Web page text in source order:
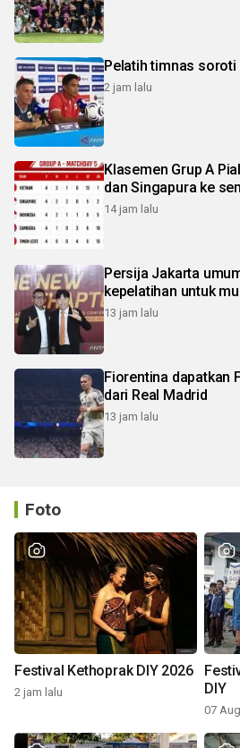
Pelatih timnas
2 jam lalu
Klasemen Grup A
dan Singapura ke
14 jam lalu
Persija Jakarta
kepelatihan untuk
13 jam lalu
Fiorentina dapatkan
dari Real Madrid
13 jam lalu
Foto
Festival Kethoprak DIY 2026
2 jam lalu
DIY
07